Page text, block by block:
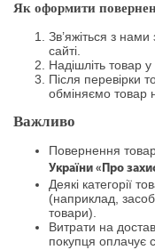
Як оформити
Зв’яжіться з
сайті.
Надішліть товар
Після перевірки
обміняємо товар
Важливо
Повернення
України «Про
Деякі категорії
(наприклад,
товари).
Витрати на
покупця оплачує